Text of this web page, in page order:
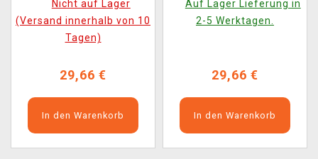
Nicht auf Lager
(Versand innerhalb von 10
Tagen)
29,66 €
In den Warenkorb
Auf Lager Lieferung in
2-5 Werktagen.
29,66 €
In den Warenkorb